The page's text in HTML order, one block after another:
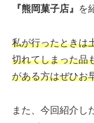
『熊岡菓子店』 を
私が行ったときは
切れてしまった品
がある方はぜひお
また、今回紹介し